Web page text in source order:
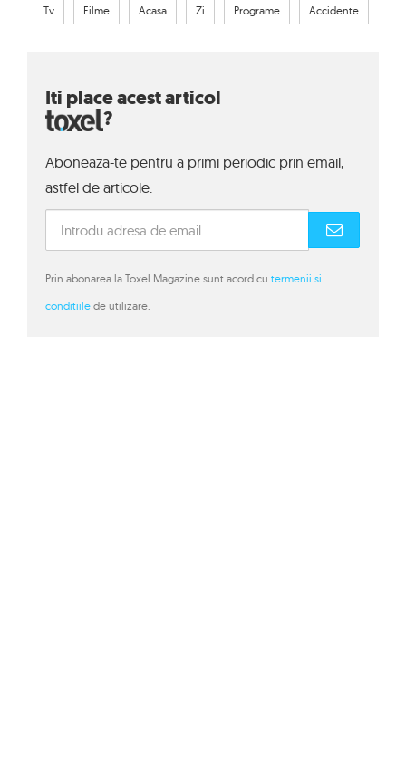
Tv Filme Acasa Zi Programe Accidente
Iti place acest articol
?
Aboneaza-te pentru a primi periodic prin email,
astfel de articole.
Prin abonarea la Toxel Magazine sunt acord cu termenii si
conditiile de utilizare.